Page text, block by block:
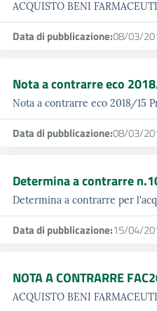
ACQUISTO BENI
Data di pubblicazione:08/03/
Nota a contrarre eco
Nota a contrarre eco 2018/15
Data di pubblicazione:08/03/
Determina a contrarre
Determina a contrarre per
Data di pubblicazione:15/04/
NOTA A CONTRARRE
ACQUISTO BENI